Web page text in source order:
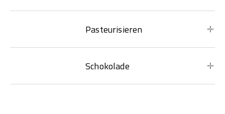
Pasteurisieren
Schokolade